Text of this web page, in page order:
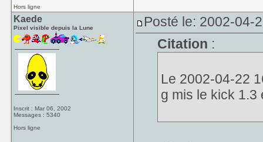
Hors ligne
Kaede
Pixel visible depuis la Lune
Inscrit : Mar 06, 2002
Messages : 5340
Hors ligne
Posté le: 2002-04-
Citation :
Le 2002-04-22
g mis le kick 1.3